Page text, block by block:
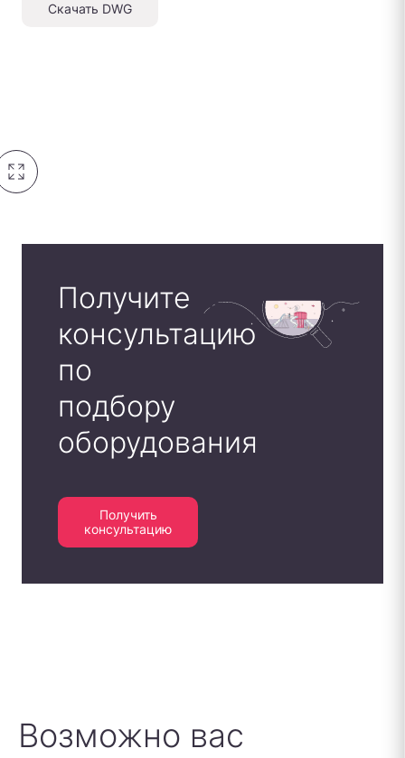
Скачать DWG
Получите
консультацию
по
подбору
оборудования
Получить
консультацию
Возможно вас